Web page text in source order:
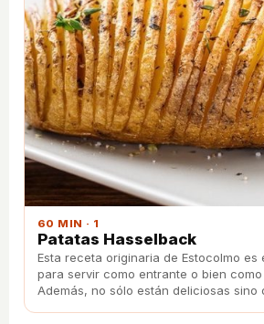
60 MIN · 1
Patatas Hasselback
Esta receta originaria de Estocolmo es
para servir como entrante o bien
Además, no sólo están deliciosas sino